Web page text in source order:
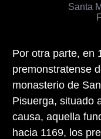
Por otra parte, en
premonstratense
monasterio de
Pisuerga, situado
causa, aquella
hacia 1169, los
Santa